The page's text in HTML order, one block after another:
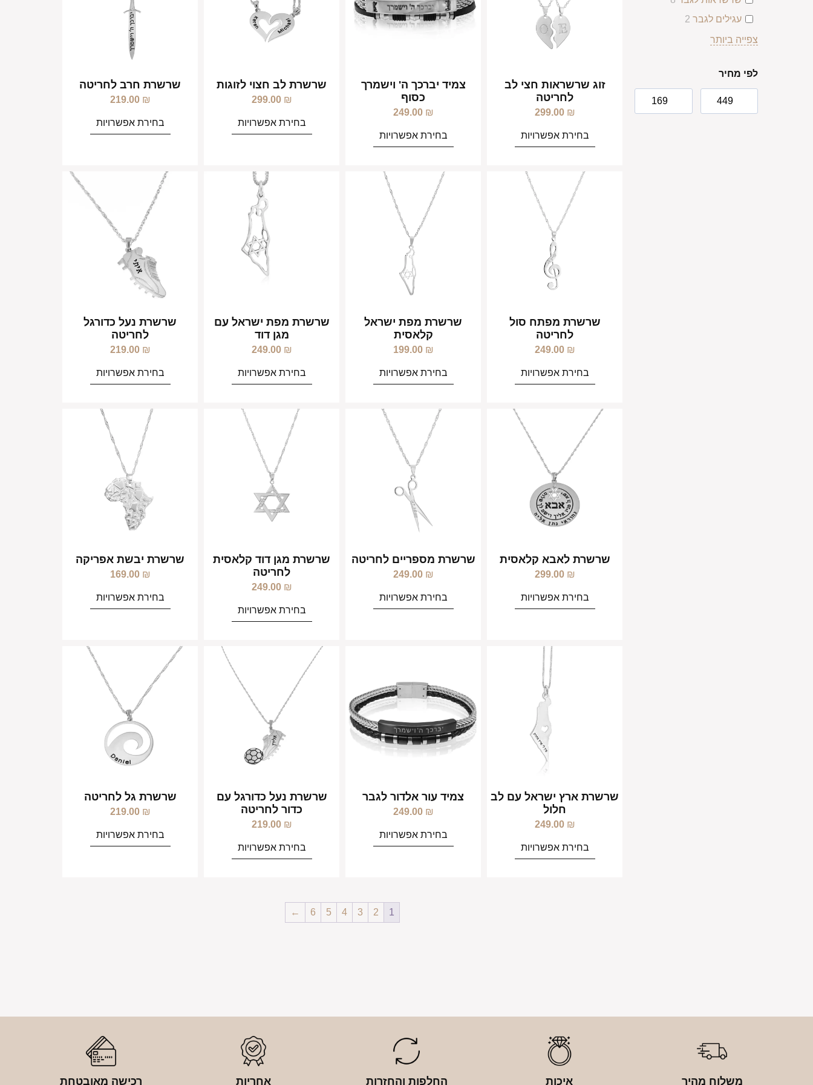
עגילים לגבר 2
צפייה ביותר
לפי מחיר
זוג שרשראות חצי לב
לחריטה
299.00 ₪
בחירת אפשרויות
צמיד יברכך ה' וישמרך
כסוף
249.00 ₪
בחירת אפשרויות
שרשרת לב חצוי לזוגות
299.00 ₪
בחירת אפשרויות
שרשרת חרב לחריטה
219.00 ₪
בחירת אפשרויות
שרשרת מפתח סול
לחריטה
249.00 ₪
בחירת אפשרויות
שרשרת מפת ישראל
קלאסית
199.00 ₪
בחירת אפשרויות
שרשרת מפת ישראל עם
מגן דוד
249.00 ₪
בחירת אפשרויות
שרשרת נעל כדורגל
לחריטה
219.00 ₪
בחירת אפשרויות
שרשרת לאבא קלאסית
299.00 ₪
בחירת אפשרויות
שרשרת מספריים לחריטה
249.00 ₪
בחירת אפשרויות
שרשרת מגן דוד קלאסית
לחריטה
249.00 ₪
בחירת אפשרויות
שרשרת יבשת אפריקה
169.00 ₪
בחירת אפשרויות
שרשרת ארץ ישראל עם לב
חלול
249.00 ₪
בחירת אפשרויות
צמיד עור אלדור לגבר
249.00 ₪
בחירת אפשרויות
שרשרת נעל כדורגל עם
כדור לחריטה
219.00 ₪
בחירת אפשרויות
שרשרת גל לחריטה
219.00 ₪
בחירת אפשרויות
1
2
3
4
5
6
←
משלוח מהיר איכות החלפות והחזרות אחריות רכישה מאובטחת